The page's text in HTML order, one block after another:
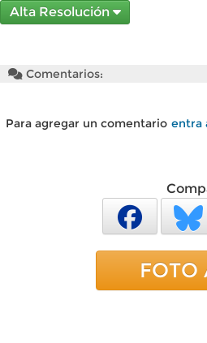
Alta Resolución
Comentarios:
Para agregar un comentario entra
FOTO